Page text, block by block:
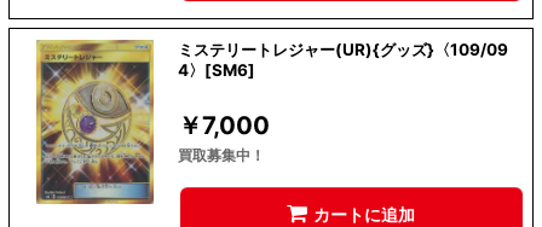
ミステリートレジャー(UR){グッズ}〈109/09
4〉[SM6]
￥7,000
買取募集中！
カートに追加